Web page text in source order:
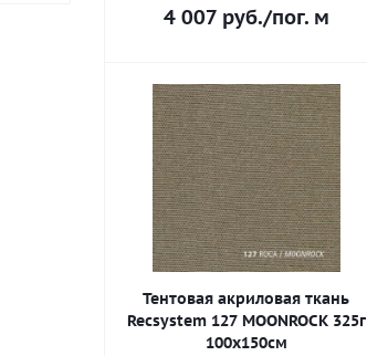
4 007руб./пог. м
Тентовая акриловая ткань
Recsystem 127 MOONROCK 325г
100х150см